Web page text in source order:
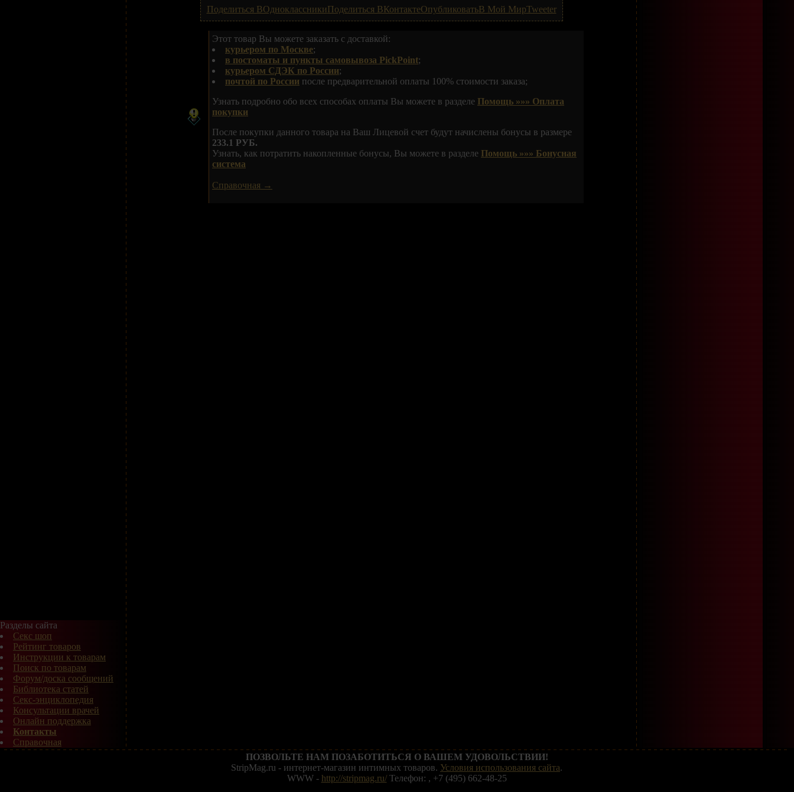
Разделы сайта
Секс шоп
Рейтинг товаров
Инструкции к товарам
Поиск по товарам
Форум/доска сообщений
Библиотека статей
Секс-энциклопедия
Консультации врачей
Онлайн поддержка
Контакты
Справочная
Поделиться ВОдноклассникиПоделиться ВКонтактеОпубликоватьВ Мой МирTweeter
Этот товар Вы можете заказать с доставкой:
курьером по Москве;
в постоматы и пункты самовывоза PickPoint;
курьером СДЭК по России;
почтой по России после предварительной оплаты 100% стоимости заказа;
Узнать подробно обо всех способах оплаты Вы можете в разделе Помощь »»» Оплата
покупки
После покупки данного товара на Ваш Лицевой счет будут начислены бонусы в размере
233.1 РУБ.
Узнать, как потратить накопленные бонусы, Вы можете в разделе Помощь »»» Бонусная
система
Справочная →
ПОЗВОЛЬТЕ НАМ ПОЗАБОТИТЬСЯ О ВАШЕМ УДОВОЛЬСТВИИ!
StripMag.ru - интернет-магазин интимных товаров. Условия использования сайта.
WWW - http://stripmag.ru/Телефон: , +7 (495) 662-48-25